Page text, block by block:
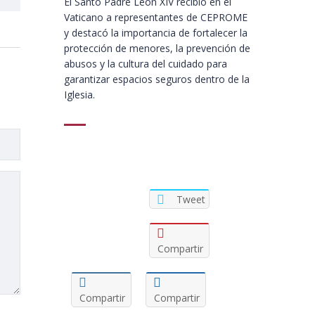
Vaticano a representantes de CEPROME
y destacó la importancia de fortalecer la
protección de menores, la prevención de
abusos y la cultura del cuidado para
garantizar espacios seguros dentro de la
Iglesia.
Tweet
Compartir
Compartir Compartir